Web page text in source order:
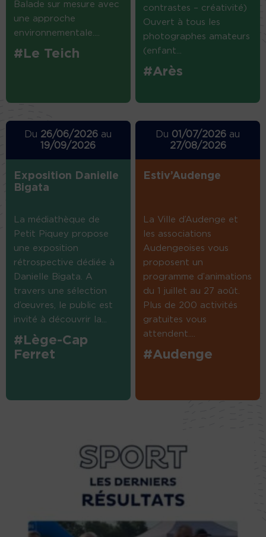
Balade sur mesure avec
une approche
environnementale....
#Le Teich
contrastes – créativité)
Ouvert à tous les
photographes amateurs
(enfant...
#Arès
Du 26/06/2026 au
19/09/2026
Exposition Danielle
Bigata
La médiathèque de
Petit Piquey propose
une exposition
rétrospective dédiée à
Danielle Bigata. A
travers une sélection
d’œuvres, le public est
invité à découvrir la...
#Lège-Cap
Ferret
Du 01/07/2026 au
27/08/2026
Estiv’Audenge
La Ville d’Audenge et
les associations
Audengeoises vous
proposent un
programme d’animations
du 1 juillet au 27 août.
Plus de 200 activités
gratuites vous
attendent....
#Audenge